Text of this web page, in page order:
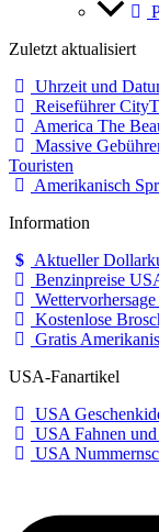
Zuletzt aktualisiert
Uhrzeit und
Reiseführer
America The
Massive
Touristen
Amerikanisch
Information
Aktueller
Benzinpreise
Kostenlose
Gratis
USA-Fanartikel
USA
USA Fahnen
USA